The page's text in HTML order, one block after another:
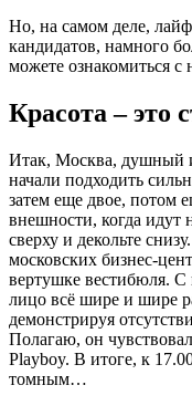
Но, на самом деле,
кандидатов, намного
можете ознакомиться
Красота – это
Итак, Москва, душный
начали подходить
затем еще двое, потом
внешности, когда идут
сверху и декольте
московских бизнес-
вертушке вестибюля.
лицо всё шире и шире
демонстрируя
Полагаю, он
Playboy. В итоге, к
томным…